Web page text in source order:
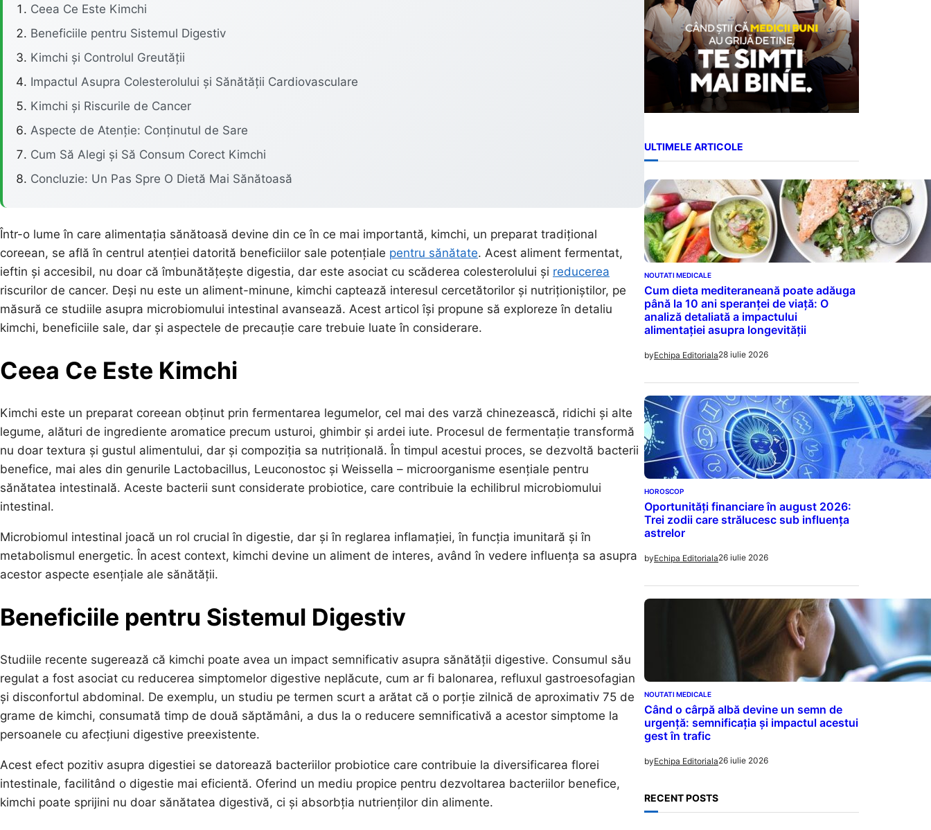
Ceea Ce Este Kimchi
Beneficiile pentru Sistemul Digestiv
Kimchi și Controlul Greutății
Impactul Asupra Colesterolului și Sănătății Cardiovasculare
Kimchi și Riscurile de Cancer
Aspecte de Atenție: Conținutul de Sare
Cum Să Alegi și Să Consum Corect Kimchi
Concluzie: Un Pas Spre O Dietă Mai Sănătoasă
Într-o lume în care alimentația sănătoasă devine din ce în ce mai importantă, kimchi, un preparat tradițional
coreean, se află în centrul atenției datorită beneficiilor sale potențiale pentru sănătate. Acest aliment fermentat,
ieftin și accesibil, nu doar că îmbunătățește digestia, dar este asociat cu scăderea colesterolului și reducerea
riscurilor de cancer. Deși nu este un aliment-minune, kimchi captează interesul cercetătorilor și nutriționiștilor, pe
măsură ce studiile asupra microbiomului intestinal avansează. Acest articol își propune să exploreze în detaliu
kimchi, beneficiile sale, dar și aspectele de precauție care trebuie luate în considerare.
Ceea Ce Este Kimchi
Kimchi este un preparat coreean obținut prin fermentarea legumelor, cel mai des varză chinezească, ridichi și alte
legume, alături de ingrediente aromatice precum usturoi, ghimbir și ardei iute. Procesul de fermentație transformă
nu doar textura și gustul alimentului, dar și compoziția sa nutrițională. În timpul acestui proces, se dezvoltă bacterii
benefice, mai ales din genurile Lactobacillus, Leuconostoc și Weissella – microorganisme esențiale pentru
sănătatea intestinală. Aceste bacterii sunt considerate probiotice, care contribuie la echilibrul microbiomului
intestinal.
Microbiomul intestinal joacă un rol crucial în digestie, dar și în reglarea inflamației, în funcția imunitară și în
metabolismul energetic. În acest context, kimchi devine un aliment de interes, având în vedere influența sa asupra
acestor aspecte esențiale ale sănătății.
Beneficiile pentru Sistemul Digestiv
Studiile recente sugerează că kimchi poate avea un impact semnificativ asupra sănătății digestive. Consumul său
regulat a fost asociat cu reducerea simptomelor digestive neplăcute, cum ar fi balonarea, refluxul gastroesofagian
și disconfortul abdominal. De exemplu, un studiu pe termen scurt a arătat că o porție zilnică de aproximativ 75 de
grame de kimchi, consumată timp de două săptămâni, a dus la o reducere semnificativă a acestor simptome la
persoanele cu afecțiuni digestive preexistente.
Acest efect pozitiv asupra digestiei se datorează bacteriilor probiotice care contribuie la diversificarea florei
intestinale, facilitând o digestie mai eficientă. Oferind un mediu propice pentru dezvoltarea bacteriilor benefice,
kimchi poate sprijini nu doar sănătatea digestivă, ci și absorbția nutrienților din alimente.
ULTIMELE ARTICOLE
NOUTATI MEDICALE
Cum dieta mediteraneană poate adăuga
până la 10 ani speranței de viață: O
analiză detaliată a impactului
alimentației asupra longevității
byEchipa Editoriala28 iulie 2026
HOROSCOP
Oportunități financiare în august 2026:
Trei zodii care strălucesc sub influența
astrelor
byEchipa Editoriala26 iulie 2026
NOUTATI MEDICALE
Când o cârpă albă devine un semn de
urgență: semnificația și impactul acestui
gest în trafic
byEchipa Editoriala26 iulie 2026
RECENT POSTS